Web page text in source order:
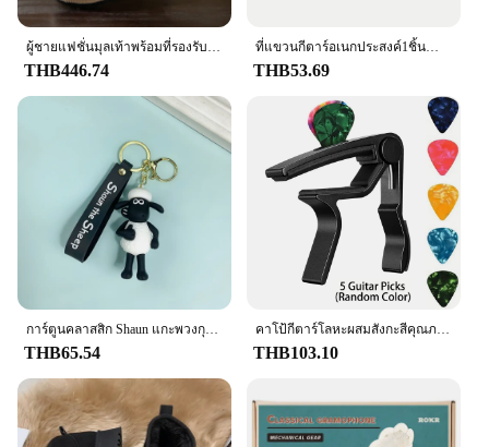
THB446.74
ที่แขวนกีตาร์อเนกประสงค์1ชิ้นสำหรับหลากหลายข้อมูลจำเพาะ-กีต้าร์ไฟฟ้า/คลาสสิค/โฟล์คกีตาร์เบสกีตาร์-ตะขอโลหะ
THB53.69
THB65.54
คาโป้กีตาร์โลหะผสมสังกะสีคุณภาพสูงที่มีแผ่นดีดเซลลูโลส5แผ่น (สีแบบสุ่ม)-เหมาะกับอะคูสติกไฟฟ้าคลาสสิกและอูคูเลเล่
THB103.10